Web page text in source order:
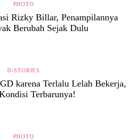
PHOTO
Rizky Billar, Penampilannya
Berubah Sejak Dulu
D-STORIES
karena Terlalu Lelah Bekerja,
Terbarunya!
PHOTO